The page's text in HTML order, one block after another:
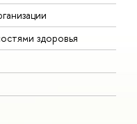
здоровья